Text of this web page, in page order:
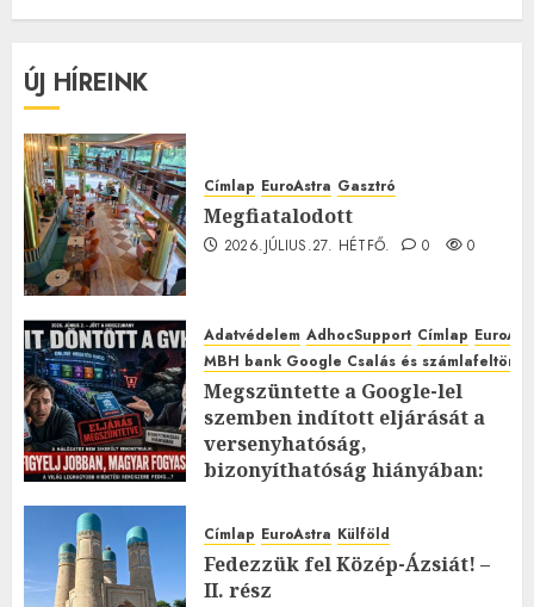
ÚJ HÍREINK
Címlap EuroAstra Gasztró
Megfiatalodott
2026.JÚLIUS.27. HÉTFŐ. 0 0
Adatvédelem AdhocSupport Címlap
MBH bank Google Csalás és
Megszüntette a Google-lel
szemben indított eljárását a
versenyhatóság,
bizonyíthatóság hiányában:
2026.JÚLIUS.23. CSÜTÖRTÖK.
0
Címlap EuroAstra Külföld
Fedezzük fel Közép-Ázsiát! –
II. rész